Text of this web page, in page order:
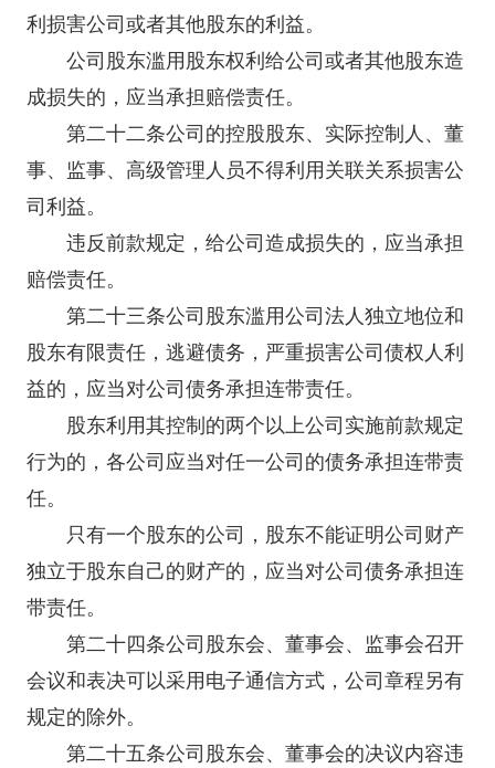
利损害公司或者其他股东的利益。
公司股东滥用股东权利给公司或者其他股东造
成损失的，应当承担赔偿责任。
第二十二条公司的控股股东、实际控制人、董
事、监事、高级管理人员不得利用关联关系损害公
司利益。
违反前款规定，给公司造成损失的，应当承担
赔偿责任。
第二十三条公司股东滥用公司法人独立地位和
股东有限责任，逃避债务，严重损害公司债权人利
益的，应当对公司债务承担连带责任。
股东利用其控制的两个以上公司实施前款规定
行为的，各公司应当对任一公司的债务承担连带责
任。
只有一个股东的公司，股东不能证明公司财产
独立于股东自己的财产的，应当对公司债务承担连
带责任。
第二十四条公司股东会、董事会、监事会召开
会议和表决可以采用电子通信方式，公司章程另有
规定的除外。
第二十五条公司股东会、董事会的决议内容违